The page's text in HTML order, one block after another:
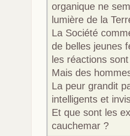
organique ne
lumière de la
La Société
de belles jeunes
les réactions
Mais des
La peur grandit
intelligents et
Et que sont les
cauchemar ?